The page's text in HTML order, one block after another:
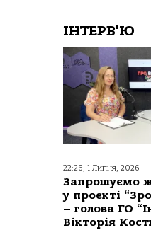
ІНТЕРВ'Ю
22:26, 1 Липня, 2026
Запрошуємо
у проєкті
– голова ГО
Вікторія